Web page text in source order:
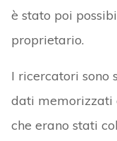
è stato poi
proprietario.
I ricercatori sono
dati memorizzati
che erano stati